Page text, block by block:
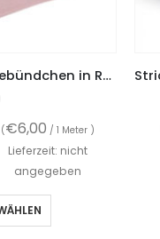
Strickbündchen, Collegebündchen in Rosa uni – 135 cm
(€6,00 / 1 Meter )
Lieferzeit: nicht
angegeben